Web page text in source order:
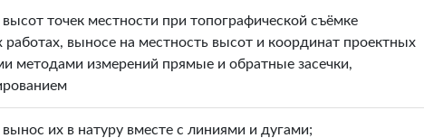
точек местности при топографической съёмке
работах, выносе на местность высот и координат проектных
методами измерений прямые и обратные засечки,
их в натуру вместе с линиями и дугами;